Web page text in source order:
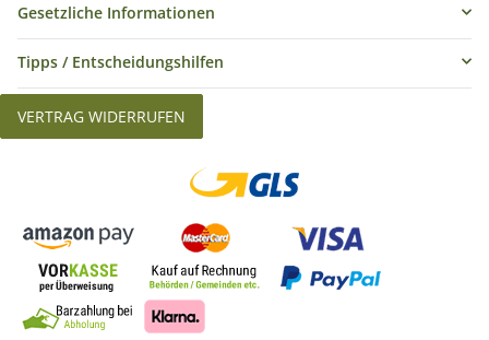
Gesetzliche Informationen
Tipps / Entscheidungshilfen
VERTRAG WIDERRUFEN